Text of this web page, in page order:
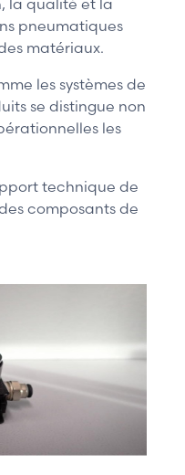
la qualité et la
pneumatiques
matériaux.
les systèmes de
se distingue non
les
technique de
composants de